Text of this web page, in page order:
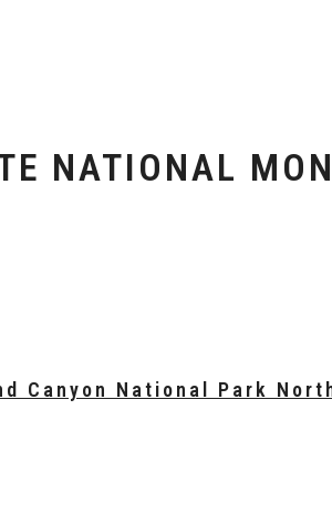
NATIONAL
Canyon National Park